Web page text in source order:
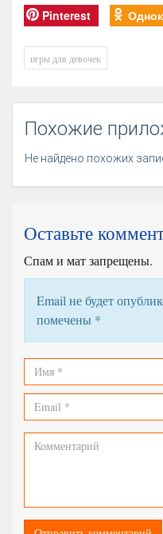
Pinterest
игры для девочек
Похожие
Не найдено похожих
Оставьте
Спам и мат запрещены.
Email не будет
помечены *